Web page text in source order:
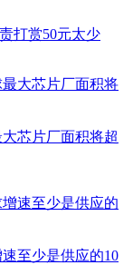
打赏50元太少
芯片厂面积将超
至少是供应的10